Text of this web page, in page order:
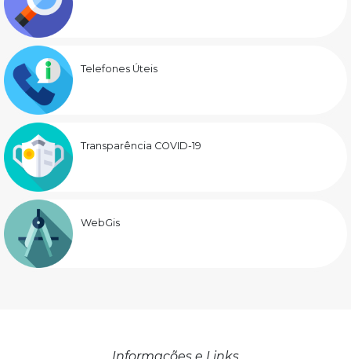
Telefones Úteis
Transparência COVID-19
WebGis